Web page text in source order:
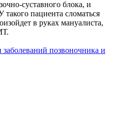
суставного блока, и
пациента сломаться
в руках мануалиста,
позвоночника и